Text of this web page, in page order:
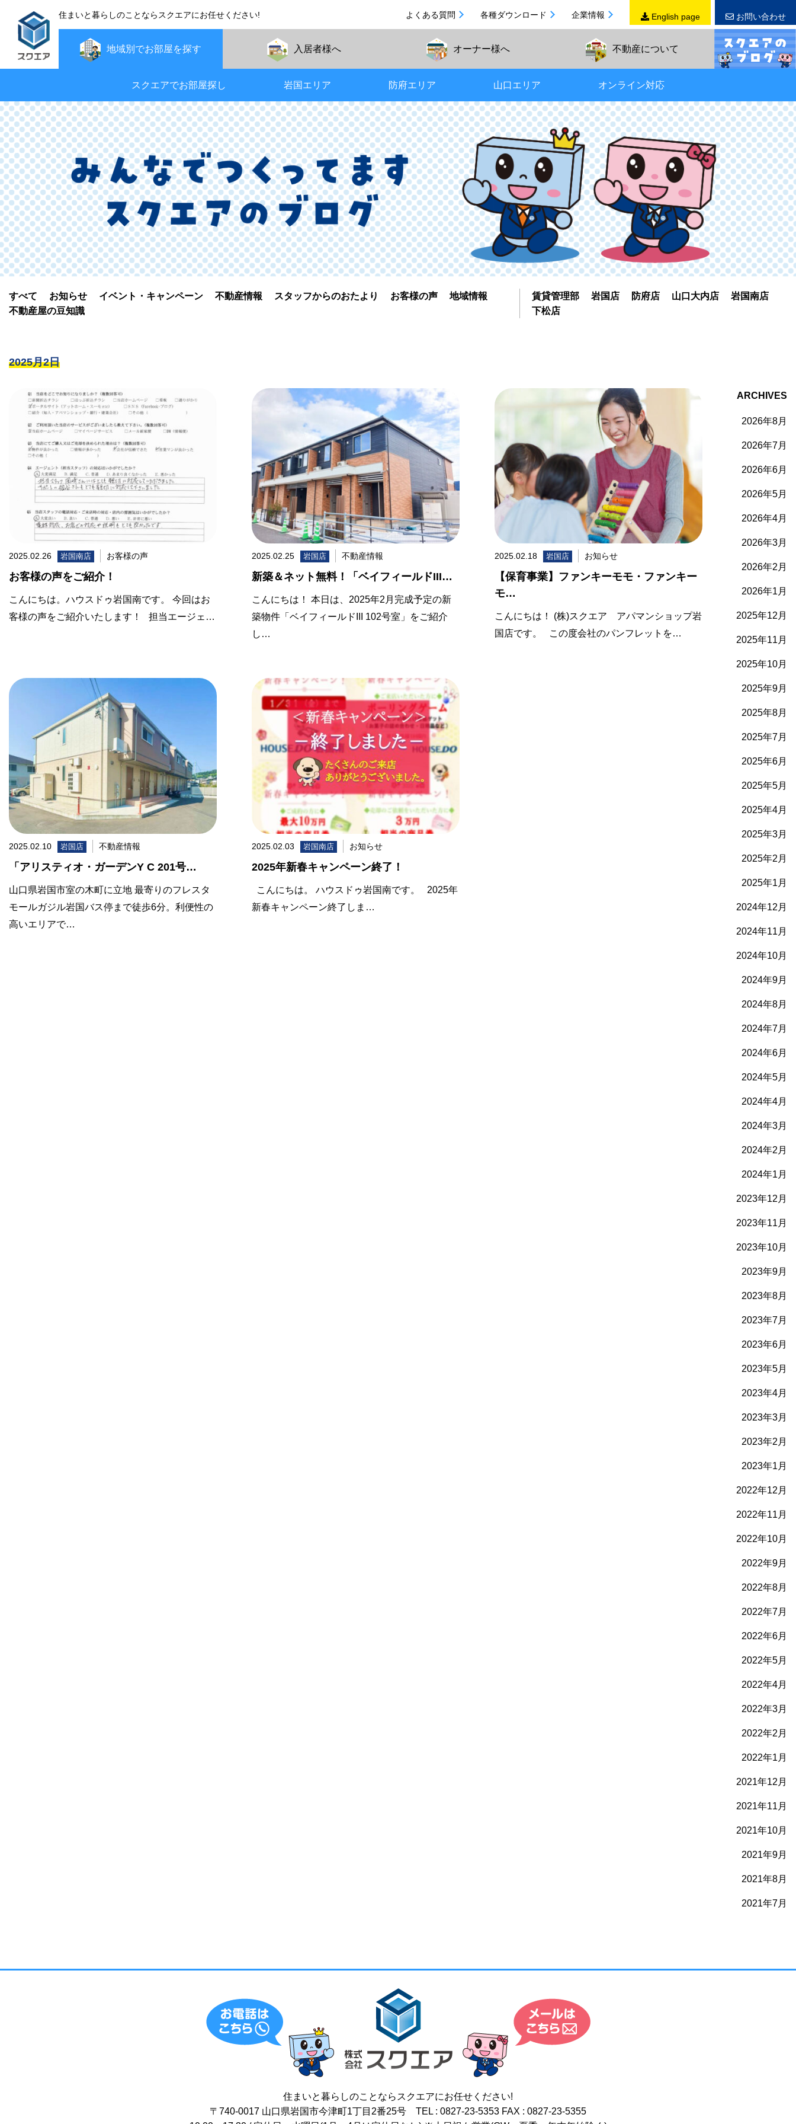
住まいと暮らしのことならスクエアにお任せください! よくある質問 各種ダウンロード 企業情報 English page お問い合わせ
地域別でお部屋を探す
スクエアでお部屋探し 岩国エリア 防府エリア 山口エリア オンライン対応
入居者様へ オーナー様へ 不動産について
すべて お知らせ イベント・キャンペーン 不動産情報 スタッフからのおたより お客様の声
地域情報
不動産屋の豆知識
賃貸管理部 岩国店 防府店 山口大内店
岩国南店
下松店
2025月2日
2025.02.26 岩国南店 お客様の声
お客様の声をご紹介！
こんにちは。ハウスドゥ岩国南です。 今回はお
客様の声をご紹介いたします！ 担当エージェ…
2025.02.25 岩国店 不動産情報
新築＆ネット無料！「ベイフィールドIII…
こんにちは！ 本日は、2025年2月完成予定の新
築物件「ベイフィールドIII 102号室」をご紹介
し…
2025.02.18 岩国店 お知らせ
【保育事業】ファンキーモモ・ファンキー
モ…
こんにちは！ (株)スクエア アパマンショップ岩
国店です。 この度会社のパンフレットを…
2025.02.10 岩国店 不動産情報
「アリスティオ・ガーデンY C 201号…
山口県岩国市室の木町に立地 最寄りのフレスタ
モールガジル岩国バス停まで徒歩6分。利便性の
高いエリアで…
2025.02.03 岩国南店 お知らせ
2025年新春キャンペーン終了！
こんにちは。 ハウスドゥ岩国南です。 2025年
新春キャンペーン終了しま…
ARCHIVES
2026年8月
2026年7月
2026年6月
2026年5月
2026年4月
2026年3月
2026年2月
2026年1月
2025年12月
2025年11月
2025年10月
2025年9月
2025年8月
2025年7月
2025年6月
2025年5月
2025年4月
2025年3月
2025年2月
2025年1月
2024年12月
2024年11月
2024年10月
2024年9月
2024年8月
2024年7月
2024年6月
2024年5月
2024年4月
2024年3月
2024年2月
2024年1月
2023年12月
2023年11月
2023年10月
2023年9月
2023年8月
2023年7月
2023年6月
2023年5月
2023年4月
2023年3月
2023年2月
2023年1月
2022年12月
2022年11月
2022年10月
2022年9月
2022年8月
2022年7月
2022年6月
2022年5月
2022年4月
2022年3月
2022年2月
2022年1月
2021年12月
2021年11月
2021年10月
2021年9月
2021年8月
2021年7月
住まいと暮らしのことなら スクエアにお任せください!
〒740-0017 山口県岩国市今津町1丁目2番25号 TEL : 0827-23-5353 FAX : 0827-23-5355